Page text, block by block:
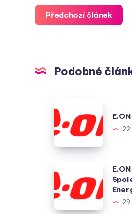
Předchozí článek
Podobné
Energie24
přihlášení
Zákaznická
Linka
–